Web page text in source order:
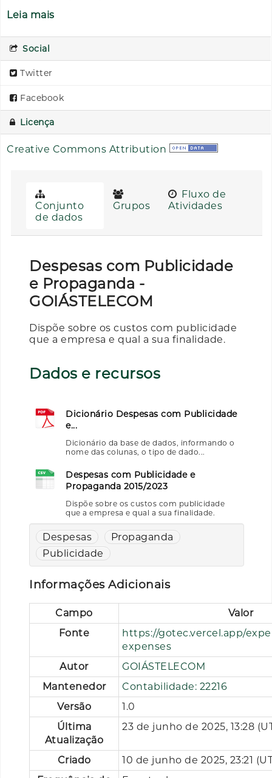
Leia mais
Social
Twitter
Facebook
Licença
Creative Commons Attribution
Conjunto
de dados
Grupos
Fluxo de
Atividades
Despesas com Publicidade
e Propaganda -
GOIÁSTELECOM
Dispõe sobre os custos com publicidade
que a empresa e qual a sua finalidade.
Dados e recursos
Dicionário Despesas com Publicidade
e...
Dicionário da base de dados, informando o
nome das colunas, o tipo de dado...
Despesas com Publicidade e
Propaganda 2015/2023
Dispõe sobre os custos com publicidade
que a empresa e qual a sua finalidade.
Despesas
Propaganda
Publicidade
Informações Adicionais
Campo
Valor
Fonte
https://gotec.vercel.app/
expenses
Autor
GOIÁSTELECOM
Mantenedor
Contabilidade: 22216
Versão
1.0
Última
Atualização
23 de junho de 2025, 13:28
Criado
10 de junho de 2025, 23:21